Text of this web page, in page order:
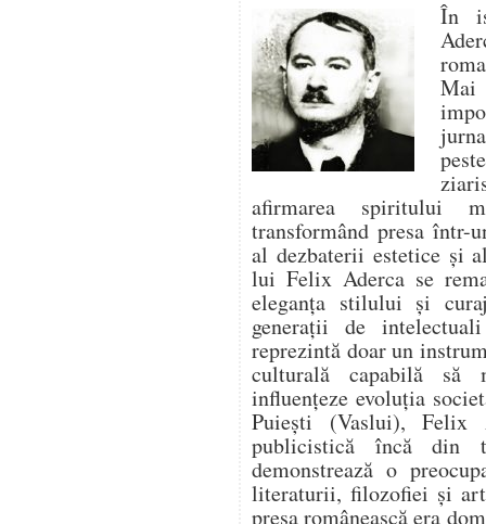
În
Mai
afirmarea spiritului
transformând presa
al dezbaterii estetice și
lui Felix Aderca se
eleganța stilului și
generații de
reprezintă doar un
culturală capabilă să
influențeze evoluția
Puiești (Vaslui), Felix
publicistică încă din
demonstrează o
literaturii, filozofiei și
presa românească era